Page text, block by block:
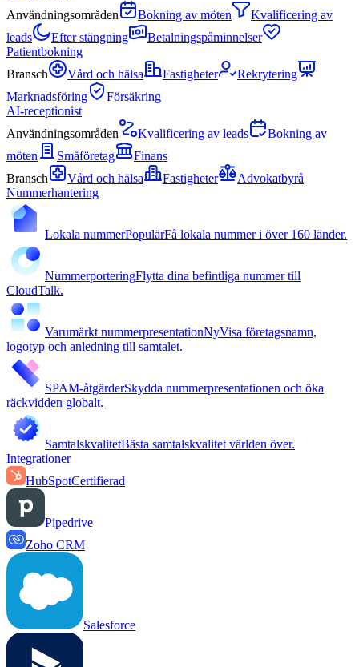
Användningsområden
Bokning av möten
Kvalificering av
leads
Efter stängning
Betalningspåminnelser
Patientbokning
Bransch
Vård och hälsa Fastigheter
Rekrytering
Marknadsföring
Försäkring
AI-receptionist
Användningsområden
Kvalificering av leads
Bokning av
möten
Småföretag
Finans
Bransch
Vård och hälsa Fastigheter
Advokatbyrå
Nummerhantering
Lokala nummerPopulärFå lokala nummer i över 160 länder.
NummerporteringFlytta dina befintliga nummer till
CloudTalk.
Varumärkt nummerpresentationNyVisa företagsnamn,
logotyp och anledning till samtalet.
SPAM-åtgärderSkydda nummerpresentationen och öka
räckvidden globalt.
SamtalskvalitetBästa samtalskvalitet världen över.
Integrationer
HubSpotCertifierad
Pipedrive
Zoho CRM
Salesforce